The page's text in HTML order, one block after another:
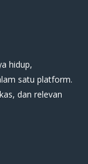
hidup,
satu platform.
dan relevan